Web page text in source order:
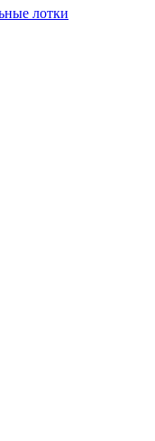
лотки